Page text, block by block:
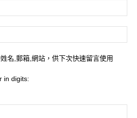
名,郵箱,網站，供下次快速留言使用
in digits: